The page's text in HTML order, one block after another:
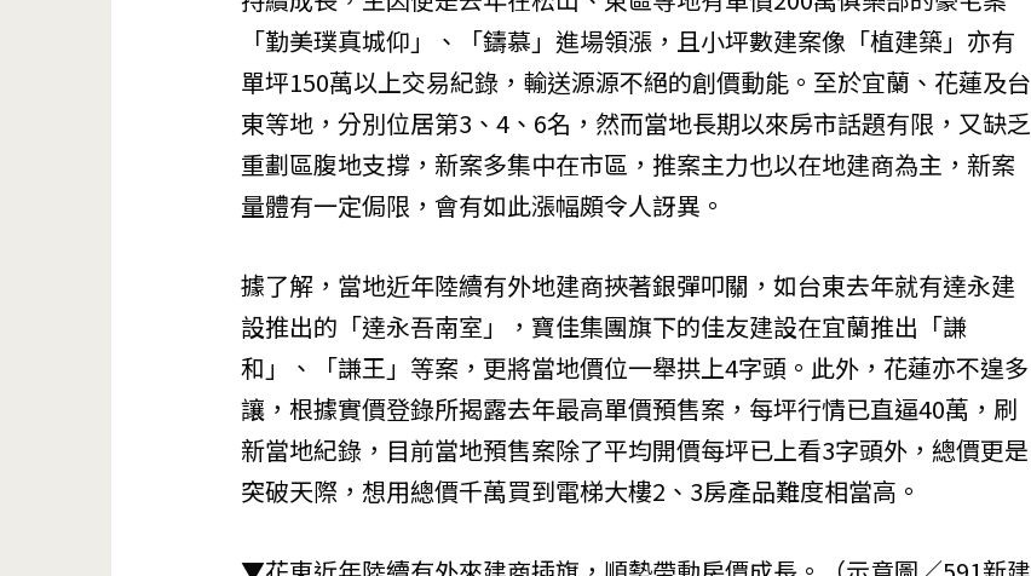
「勤美璞真城仰」、「鑄慕」進場領漲，且小坪數建案像「植建築」亦有
單坪150萬以上交易紀錄，輸送源源不絕的創價動能。至於宜蘭、花蓮及台
東等地，分別位居第3、4、6名，然而當地長期以來房市話題有限，又缺乏
重劃區腹地支撐，新案多集中在市區，推案主力也以在地建商為主，新案
量體有一定侷限，會有如此漲幅頗令人訝異。
據了解，當地近年陸續有外地建商挾著銀彈叩關，如台東去年就有達永建
設推出的「達永吾南室」，寶佳集團旗下的佳友建設在宜蘭推出「謙
和」、「謙王」等案，更將當地價位一舉拱上4字頭。此外，花蓮亦不遑多
讓，根據實價登錄所揭露去年最高單價預售案，每坪行情已直逼40萬，刷
新當地紀錄，目前當地預售案除了平均開價每坪已上看3字頭外，總價更是
突破天際，想用總價千萬買到電梯大樓2、3房產品難度相當高。